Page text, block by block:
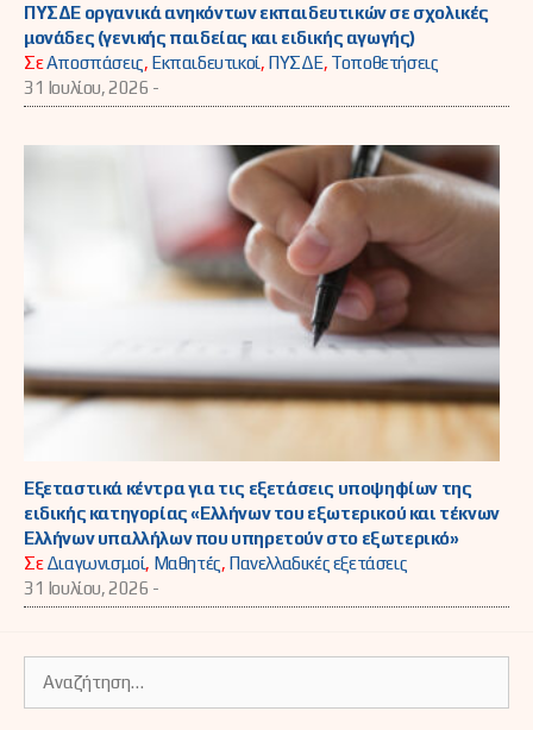
ΠΥΣΔΕ οργανικά ανηκόντων εκπαιδευτικών σε σχολικές
μονάδες (γενικής παιδείας και ειδικής αγωγής)
ΣεΑποσπάσεις, Εκπαιδευτικοί, ΠΥΣΔΕ, Τοποθετήσεις
31 Ιουλίου, 2026 -
Εξεταστικά κέντρα για τις εξετάσεις υποψηφίων της
ειδικής κατηγορίας «Ελλήνων του εξωτερικού και τέκνων
Ελλήνων υπαλλήλων που υπηρετούν στο εξωτερικό»
ΣεΔιαγωνισμοί, Μαθητές, Πανελλαδικές εξετάσεις
31 Ιουλίου, 2026 -
για: